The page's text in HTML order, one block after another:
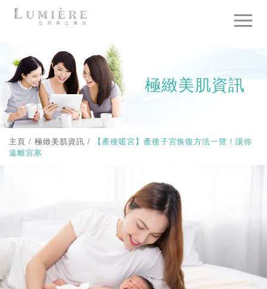
極緻美肌資訊
主頁 / 極緻美肌資訊 /
【產後暖宮】產後子宮恢復方法一覽！讓你
遠離宮寒